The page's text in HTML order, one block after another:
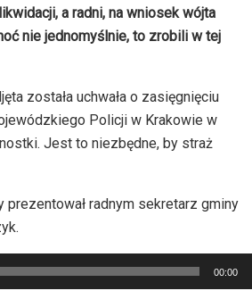
a radni, na wniosek wójta
nie jednomyślnie, to zrobili w tej
została uchwała o zasięgnięciu
Policji w Krakowie w
Jest to niezbędne, by straż
prezentował radnym sekretarz gminy
00:00